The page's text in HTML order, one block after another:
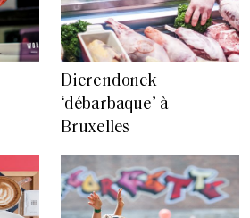
Dierendonck
‘débarbaque’ à
Bruxelles